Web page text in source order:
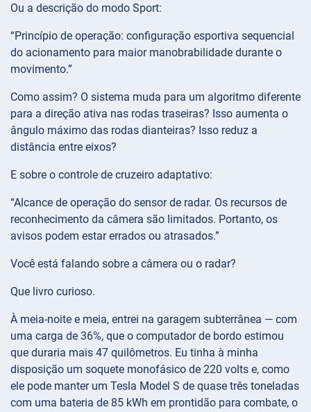
Ou a descrição do modo Sport:
“Princípio de operação: configuração esportiva sequencial
do acionamento para maior manobrabilidade durante o
movimento.”
Como assim? O sistema muda para um algoritmo diferente
para a direção ativa nas rodas traseiras? Isso aumenta o
ângulo máximo das rodas dianteiras? Isso reduz a
distância entre eixos?
E sobre o controle de cruzeiro adaptativo:
“Alcance de operação do sensor de radar. Os recursos de
reconhecimento da câmera são limitados. Portanto, os
avisos podem estar errados ou atrasados.”
Você está falando sobre a câmera ou o radar?
Que livro curioso.
À meia-noite e meia, entrei na garagem subterrânea — com
uma carga de 36%, que o computador de bordo estimou
que duraria mais 47 quilômetros. Eu tinha à minha
disposição um soquete monofásico de 220 volts e, como
ele pode manter um Tesla Model S de quase três toneladas
com uma bateria de 85 kWh em prontidão para combate, o